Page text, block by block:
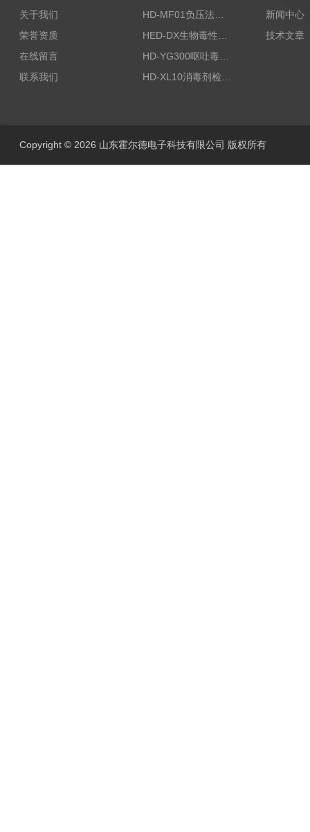
关于我们
荣誉资质
在线留言
联系我们
HD-MF01负压法密封性测试仪
新闻中心
技术文章
Copyright © 2026 山东霍尔德电子科技有限公司 版权所有